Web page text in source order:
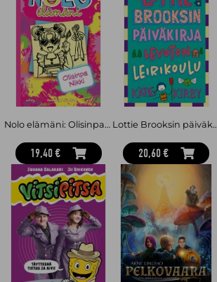
Nolo elämäni: Olisinpa Nikki
19,40 €
Lottie Brooksin päiväkirja: Levoton leirikoulu
20,60 €